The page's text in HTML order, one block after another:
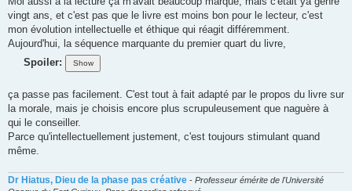
vingt ans, et c'est pas que le livre est moins bon pour le lecteur, c'est
mon évolution intellectuelle et éthique qui réagit différemment.
Aujourd'hui, la séquence marquante du premier quart du livre,
Spoiler:
ça passe pas facilement. C'est tout à fait adapté par le propos du livre sur
la morale, mais je choisis encore plus scrupuleusement que naguère à
qui le conseiller.
Parce qu'intellectuellement justement, c'est toujours stimulant quand
même.
Dr Hiatus, Dieu de la phase pas créative - Professeur émérite de l'Université